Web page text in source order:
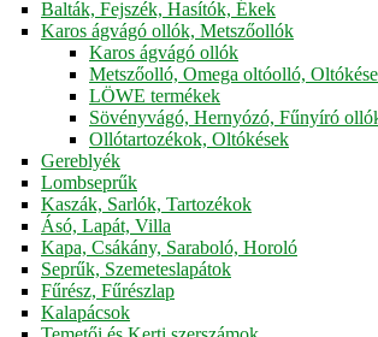
Balták, Fejszék, Hasítók, Ékek
Karos ágvágó ollók, Metszőollók
Karos ágvágó ollók
Metszőolló, Omega oltóolló,
LÖWE termékek
Sövényvágó, Hernyózó, Fűnyíró
Ollótartozékok, Oltókések
Gereblyék
Lombseprűk
Kaszák, Sarlók, Tartozékok
Ásó, Lapát, Villa
Kapa, Csákány, Saraboló, Horoló
Seprűk, Szemeteslapátok
Fűrész, Fűrészlap
Kalapácsok